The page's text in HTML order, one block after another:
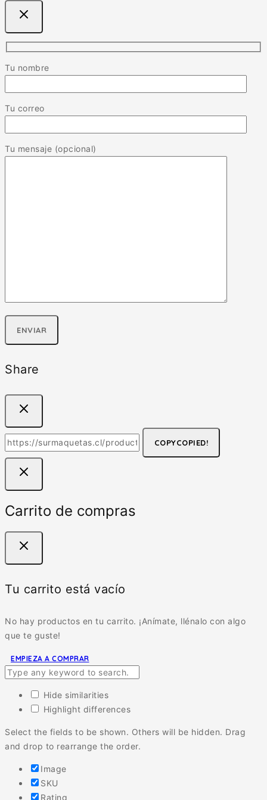
Tu nombre
Tu correo
Tu mensaje (opcional)
Share
COPYCOPIED!
Carrito de compras
Tu carrito está vacío
No hay productos en tu carrito. ¡Anímate, llénalo con algo
que te guste!
EMPIEZA A COMPRAR
Hide similarities
Highlight differences
Select the fields to be shown. Others will be hidden. Drag
and drop to rearrange the order.
Image
SKU
Rating